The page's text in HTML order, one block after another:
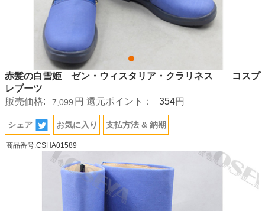
赤髪の白雪姫 ゼン・ウィスタリア・クラリネス コスプ
レブーツ
販売価格:
7,099 円 還元ポイント： 354円
シェア お気に入り 支払方法 & 納期
商品番号:CSHA01589